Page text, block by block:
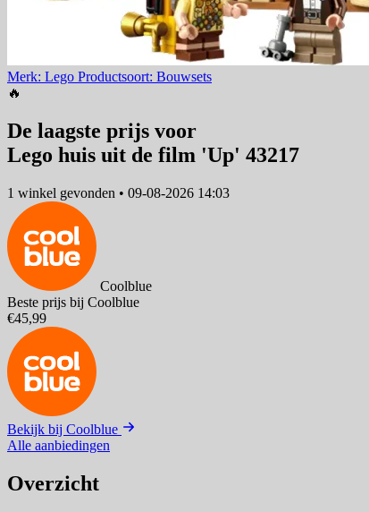
Merk: Lego Productsoort: Bouwsets
🔥
De laagste prijs voor
Lego huis uit de film 'Up' 43217
1 winkel gevonden • 09-08-2026 14:03
Coolblue
Beste prijs bij Coolblue
€45,99
Bekijk bij Coolblue
Alle aanbiedingen
Overzicht